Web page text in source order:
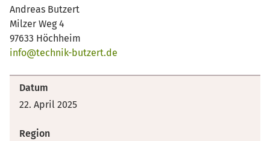
Andreas Butzert
Milzer Weg 4
97633 Höchheim
info@technik-butzert.de
Datum
22. April 2025
Region